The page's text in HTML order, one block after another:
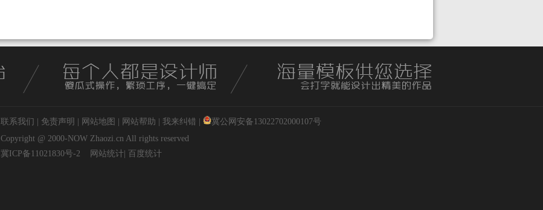
联系我们 免责声明 网站地图 网站帮助 我来纠错
冀公网安备13022702000107号
Copyright @ 2000-NOW Zhaozi.cn All rights reserved
冀ICP备11021830号-2
网站统计 百度统计